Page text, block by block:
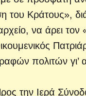
του Κράτους»,
να άρει
πολιτών γι’
την Ιερά